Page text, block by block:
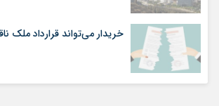
خریدار می‌تواند قرارداد ملک